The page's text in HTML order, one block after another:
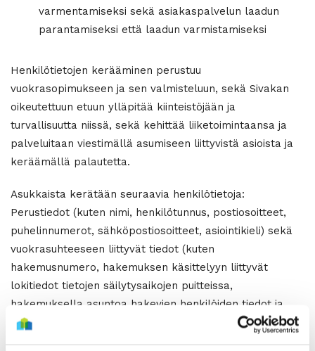
varmentamiseksi sekä asiakaspalvelun laadun
parantamiseksi että laadun varmistamiseksi
Henkilötietojen kerääminen perustuu
vuokrasopimukseen ja sen valmisteluun, sekä Sivakan
oikeutettuun etuun ylläpitää kiinteistöjään ja
turvallisuutta niissä, sekä kehittää liiketoimintaansa ja
palveluitaan viestimällä asumiseen liittyvistä asioista ja
keräämällä palautetta.
Asukkaista kerätään seuraavia henkilötietoja:
Perustiedot (kuten nimi, henkilötunnus, postiosoitteet,
puhelinnumerot, sähköpostiosoitteet, asiointikieli) sekä
vuokrasuhteeseen liittyvät tiedot (kuten
hakemusnumero, hakemuksen käsittelyyn liittyvät
lokitiedot tietojen säilytysaikojen puitteissa,
hakemuksella asuntoa hakevien henkilöiden tiedot ja
lukumäärä, samassa ruokakunnassa hakevan avio- tai